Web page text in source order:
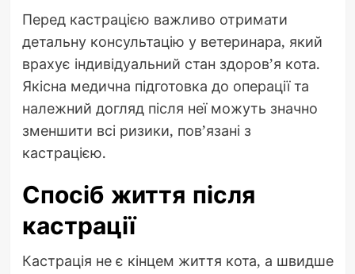
Перед кастрацією важливо отримати
детальну консультацію у ветеринара, який
врахує індивідуальний стан здоров’я кота.
Якісна медична підготовка до операції та
належний догляд після неї можуть значно
зменшити всі ризики, пов’язані з
кастрацією.
Спосіб життя після
кастрації
Кастрація не є кінцем життя кота, а швидше